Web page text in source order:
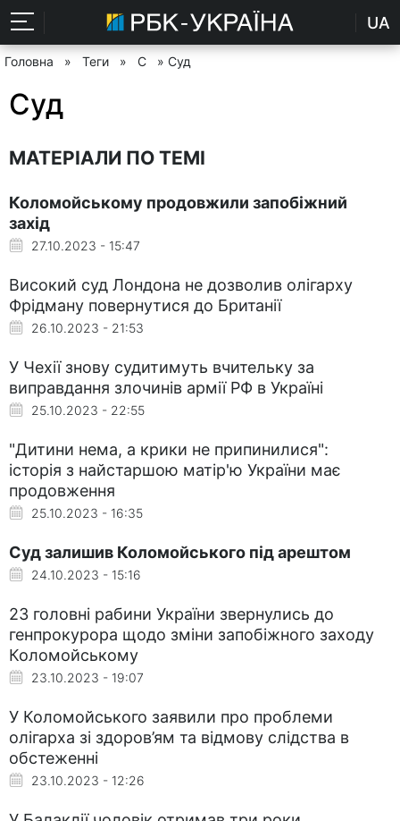
UA
Головна » Теги » С » Суд
Суд
МАТЕРІАЛИ ПО ТЕМІ
Коломойському продовжили запобіжний
захід
27.10.2023 - 15:47
Високий суд Лондона не дозволив олігарху
Фрідману повернутися до Британії
26.10.2023 - 21:53
У Чехії знову судитимуть вчительку за
виправдання злочинів армії РФ в Україні
25.10.2023 - 22:55
"Дитини нема, а крики не припинилися":
історія з найстаршою матір'ю України має
продовження
25.10.2023 - 16:35
Суд залишив Коломойського під арештом
24.10.2023 - 15:16
23 головні рабини України звернулись до
генпрокурора щодо зміни запобіжного заходу
Коломойському
23.10.2023 - 19:07
У Коломойського заявили про проблеми
олігарха зі здоров’ям та відмову слідства в
обстеженні
23.10.2023 - 12:26